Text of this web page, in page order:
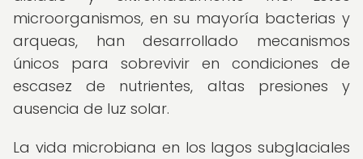
microorganismos, en su mayoría bacterias y
arqueas, han desarrollado mecanismos
únicos para sobrevivir en condiciones de
escasez de nutrientes, altas presiones y
ausencia de luz solar.
La vida microbiana en los lagos subglaciales